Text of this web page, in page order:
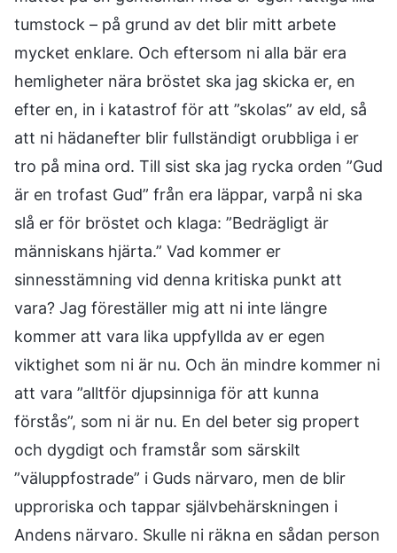
tumstock – på grund av det blir mitt arbete
mycket enklare. Och eftersom ni alla bär era
hemligheter nära bröstet ska jag skicka er, en
efter en, in i katastrof för att ”skolas” av eld, så
att ni hädanefter blir fullständigt orubbliga i er
tro på mina ord. Till sist ska jag rycka orden ”Gud
är en trofast Gud” från era läppar, varpå ni ska
slå er för bröstet och klaga: ”Bedrägligt är
människans hjärta.” Vad kommer er
sinnesstämning vid denna kritiska punkt att
vara? Jag föreställer mig att ni inte längre
kommer att vara lika uppfyllda av er egen
viktighet som ni är nu. Och än mindre kommer ni
att vara ”alltför djupsinniga för att kunna
förstås”, som ni är nu. En del beter sig propert
och dygdigt och framstår som särskilt
”väluppfostrade” i Guds närvaro, men de blir
upproriska och tappar självbehärskningen i
Andens närvaro. Skulle ni räkna en sådan person